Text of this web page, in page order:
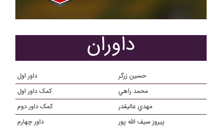
داوران
داور اول
حسين زرگر
کمک داور اول
محمد راهي
کمک داور دوم
مهدي عاليقدر
داور چهارم
پيروز سيف الله پور